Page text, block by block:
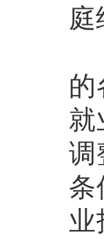
庭
的
就
调
条
业